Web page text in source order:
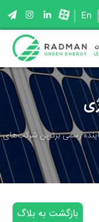
En
رسمی برترین شرکت‌های
بازگشت به بلاگ